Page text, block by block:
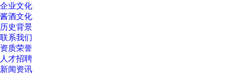
企业文化
酱酒文化
历史背景
联系我们
资质荣誉
人才招聘
新闻资讯